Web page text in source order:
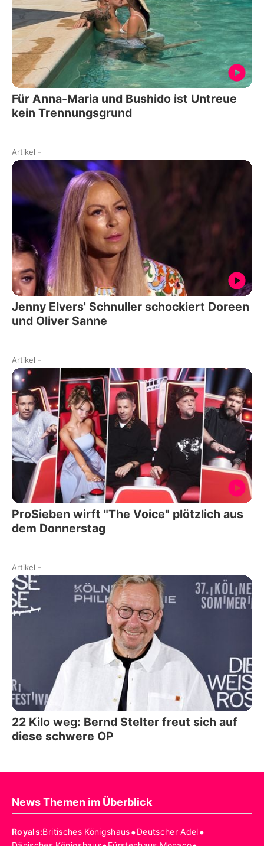
Für Anna-Maria und Bushido ist Untreue
kein Trennungsgrund
Artikel -
Jenny Elvers' Schnuller schockiert Doreen
und Oliver Sanne
Artikel -
ProSieben wirft "The Voice" plötzlich aus
dem Donnerstag
Artikel -
22 Kilo weg: Bernd Stelter freut sich auf
diese schwere OP
News Themen im Überblick
Royals:Britisches Königshaus•Deutscher Adel•